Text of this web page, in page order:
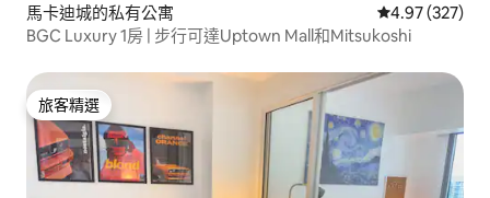
馬卡迪城的私有公寓 從 327 則評價
4.97 (327)
BGC Luxury 1房 | 步行可達Uptown Mall和Mitsukoshi
旅客精選
旅客精選